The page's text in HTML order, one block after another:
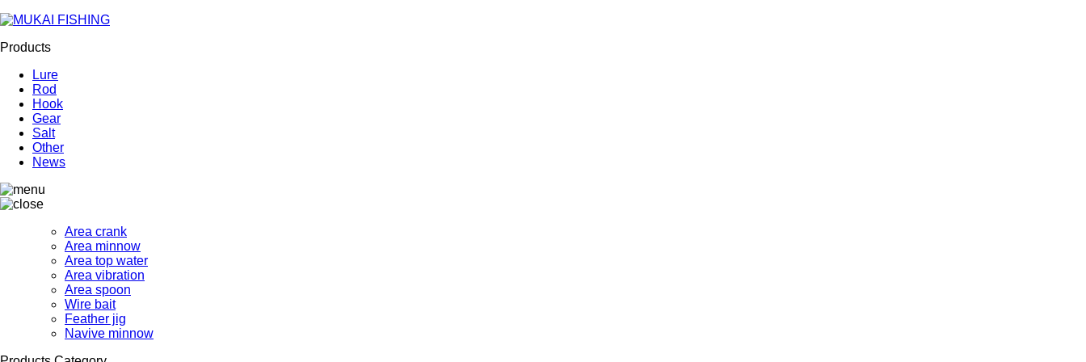
Products
Lure
Rod
Hook
Gear
Salt
Other
News
Area crank
Area minnow
Area top water
Area vibration
Area spoon
Wire bait
Feather jig
Navive minnow